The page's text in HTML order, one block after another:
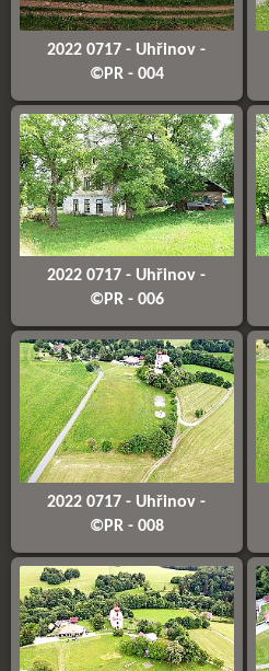
2022 0717 - Uhřinov -
©PR - 004
2022 0717 - Uhřinov -
©PR - 006
2022 0717 - Uhřinov -
©PR - 008